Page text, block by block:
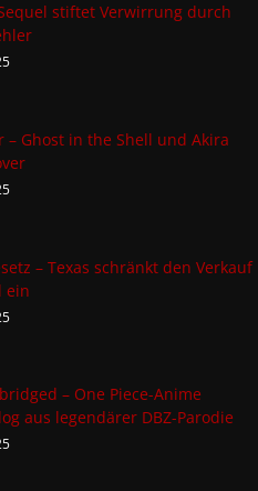
stiftet Verwirrung durch
– Ghost in the Shell und Akira
– Texas schränkt den Verkauf
ein
– One Piece-Anime
aus legendärer DBZ-Parodie